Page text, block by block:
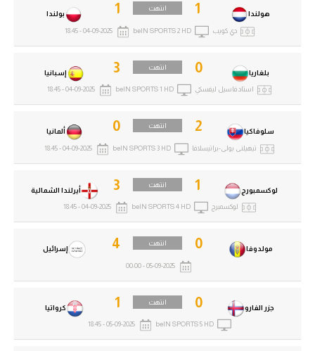
جزر الفارو 0 انتهت
كرواتيا 1
beIN SPORTS 5 HD
05-09-2025 - 18:45
مولدوفا 0 انتهت
إسرائيل 4
05-09-2025 - 00:00
لوكسمبورج 1 انتهت
أيرلندا الشمالية 3
لوكسمبرج beIN SPORTS 4 HD
04-09-2025 - 18:45
سلوفاكيا 2 انتهت
ألمانيا 0
تيهيلنى بولى-براتيسلافا beIN SPORTS 3 HD
04-09-2025 - 18:45
بلغاريا 0 انتهت
إسبانيا 3
استاد فاسيل ليفسكي beIN SPORTS 1 HD
04-09-2025 - 18:45
هولندا 1 انتهت
بولندا 1
دي كويب beIN SPORTS 2 HD
04-09-2025 - 18:45